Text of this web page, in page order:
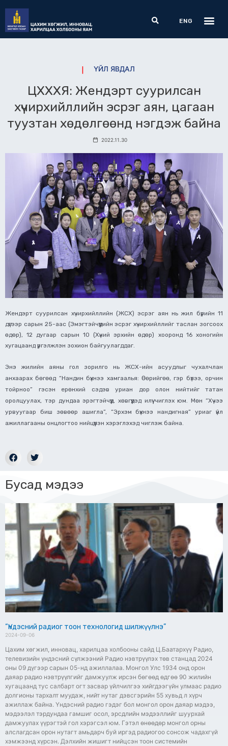
content
Search
ENG
ҮЙЛ ЯВДАЛ
ЦХХХЯ: Жендэрт суурилсан
хүчирхийллийн эсрэг аян, цагаан
туузтан хөдөлгөөнд нэгдэж байна
2022.11.30
Жендэрт суурилсан хүчирхийллийн (ЖСХ) эсрэг аян нь жил бүрийн 11
дүгээр сарын 25-аас (Эмэгтэйчүүдийн эсрэг хүчирхийллийг таслан зогсоох
өдөр), 12 дугаар сарын 10 (Хүний эрхийн өдөр) хооронд 16 хоногийн
хугацаанд үргэлжлэн зохион байгуулагддаг.
Энэ жилийн аяны гол зорилго нь ЖСХ-ийн асуудлыг чухалчлан
анхаарах бөгөөд “Нандин бүхнээ хамгаалья: Өөрийгөө, гэр бүлээ, орчин
тойрноо” гэсэн ерөнхий сэдэв уриан дор олон нийтийг татан
оролцуулах, тэр дундаа эрэгтэйчүүд, хөвгүүдэд илүү чиглэх юм. Мөн “Хүчээ
урвуугаар биш зөвөөр ашигла”, “Эрхэм бүхнээ нандигная” уриаг үйл
ажиллагааны онцлогтоо нийцүүлэн хэрэглэхэд чиглэж байна.
Бусад мэдээ
“Үндэсний радиог тоон технологид шилжүүлнэ”
2024-09-06
Цахим хөгжил, инновац, харилцаа холбооны сайд Ц.Баатархүү Радио,
телевизийн үндэсний сүлжээний Радио нэвтрүүлэх төв станцад 2024
оны 09 дүгээр сарын 05-нд ажиллалаа. Монгол Улс 1934 онд орон
даяар радио нэвтрүүлгийг дамжуулж ирсэн бөгөөд өдгөө 90 жилийн
хугацаанд тус салбарт огт засвар үйлчилгээ хийгдээгүйн улмаас радио
долгионы тархалт муудаж, нийт нутаг дэвсгэрийн 55 хувьд л хүрч
ажиллаж байна. Үндэсний радио гэдэг бол монгол орон даяар мэдээ,
мэдээлэл тэрдундаа гамшиг осол, эрсдлийн мэдээллийг шуурхай
дамжуулах үүрэгтэй гол хэрэгсэл юм. Гэтэл өнөөдөр монгол орны
алслагдсан орон нутагт амьдарч буй иргэд радиогоо сонсож чадахгүй
хэмжээнд хүрсэн. Дэлхийн жишигт нийцсэн тоон системийн